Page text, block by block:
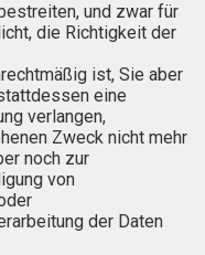
und zwar für
die Richtigkeit der
ist, Sie aber
eine
verlangen,
Zweck nicht mehr
noch zur
von
der Daten